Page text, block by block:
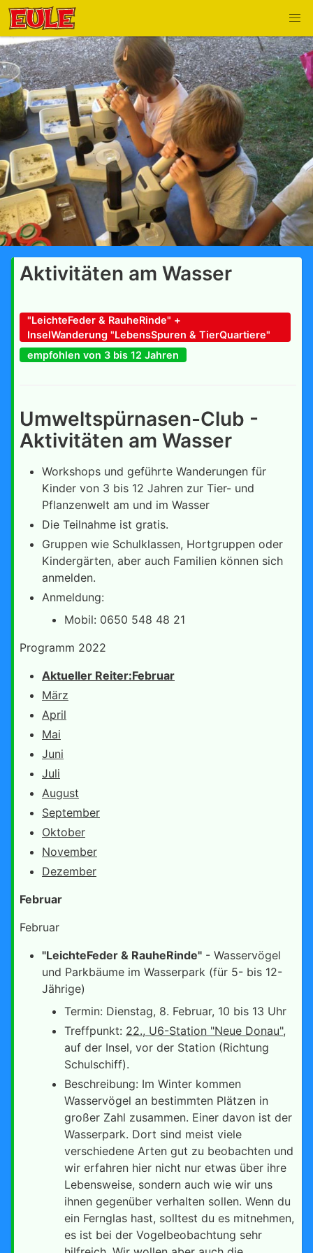
Aktivitäten am Wasser
"LeichteFeder & RauheRinde" +
InselWanderung "LebensSpuren & TierQuartiere"
empfohlen von 3 bis 12 Jahren
Umweltspürnasen-Club -
Aktivitäten am Wasser
Workshops und geführte Wanderungen für
Kinder von 3 bis 12 Jahren zur Tier- und
Pflanzenwelt am und im Wasser
Die Teilnahme ist gratis.
Gruppen wie Schulklassen, Hortgruppen oder
Kindergärten, aber auch Familien können sich
anmelden.
Anmeldung:
Mobil: 0650 548 48 21
Programm 2022
Aktueller Reiter:Februar
März
April
Mai
Juni
Juli
August
September
Oktober
November
Dezember
Februar
Februar
"LeichteFeder & RauheRinde" - Wasservögel
und Parkbäume im Wasserpark (für 5- bis 12-
Jährige)
Termin: Dienstag, 8. Februar, 10 bis 13 Uhr
Treffpunkt: 22., U6-Station "Neue Donau",
auf der Insel, vor der Station (Richtung
Schulschiff).
Beschreibung: Im Winter kommen
Wasservögel an bestimmten Plätzen in
großer Zahl zusammen. Einer davon ist der
Wasserpark. Dort sind meist viele
verschiedene Arten gut zu beobachten und
wir erfahren hier nicht nur etwas über ihre
Lebensweise, sondern auch wie wir uns
ihnen gegenüber verhalten sollen. Wenn du
ein Fernglas hast, solltest du es mitnehmen,
es ist bei der Vogelbeobachtung sehr